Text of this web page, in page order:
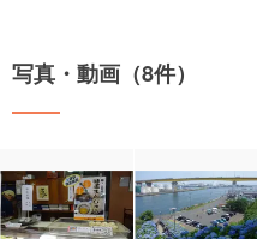
写真・動画（8件）